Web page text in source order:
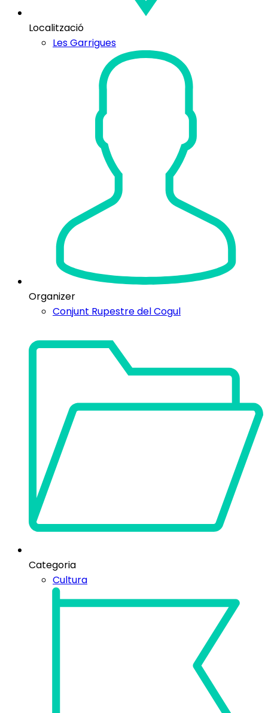
Localització
Les Garrigues
Organizer
Conjunt Rupestre del Cogul
Categoria
Cultura